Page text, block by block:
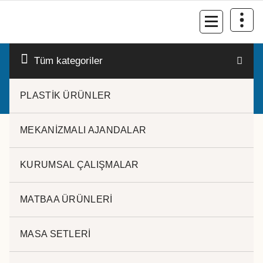
Tüm kategoriler
PLASTİK ÜRÜNLER
MEKANİZMALI AJANDALAR
KURUMSAL ÇALIŞMALAR
MATBAA ÜRÜNLERİ
MASA SETLERİ